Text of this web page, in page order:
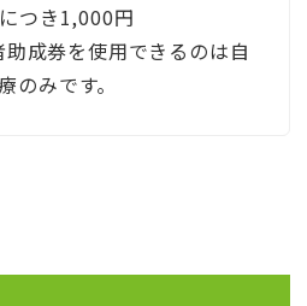
つき1,000円
成券を使用できるのは自
のみです。